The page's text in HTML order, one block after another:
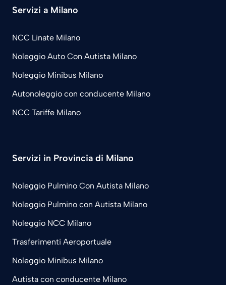
Servizi a Milano
NCC Linate Milano
Noleggio Auto Con Autista Milano
Noleggio Minibus Milano
Autonoleggio con conducente Milano
NCC Tariffe Milano
Servizi in Provincia di Milano
Noleggio Pulmino Con Autista Milano
Noleggio Pulmino con Autista Milano
Noleggio NCC Milano
Trasferimenti Aeroportuale
Noleggio Minibus Milano
Autista con conducente Milano